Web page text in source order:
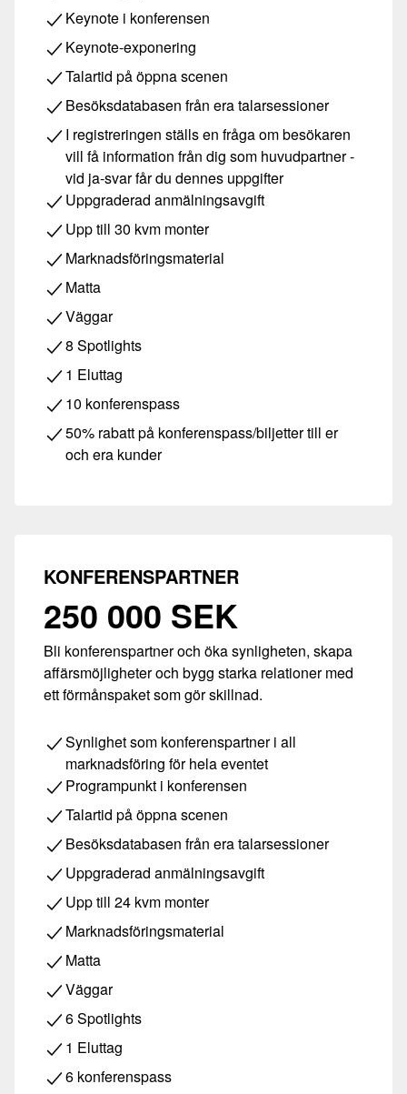
Keynote i konferensen
Keynote-exponering
Talartid på öppna scenen
Besöksdatabasen från era talarsessioner
I registreringen ställs en fråga om besökaren
vill få information från dig som huvudpartner -
vid ja-svar får du dennes uppgifter
Uppgraderad anmälningsavgift
Upp till 30 kvm monter
Marknadsföringsmaterial
Matta
Väggar
8 Spotlights
1 Eluttag
10 konferenspass
50% rabatt på konferenspass/biljetter till er
och era kunder
KONFERENSPARTNER
250 000 SEK
Bli konferenspartner och öka synligheten, skapa
affärsmöjligheter och bygg starka relationer med
ett förmånspaket som gör skillnad.
Synlighet som konferenspartner i all
marknadsföring för hela eventet
Programpunkt i konferensen
Talartid på öppna scenen
Besöksdatabasen från era talarsessioner
Uppgraderad anmälningsavgift
Upp till 24 kvm monter
Marknadsföringsmaterial
Matta
Väggar
6 Spotlights
1 Eluttag
6 konferenspass